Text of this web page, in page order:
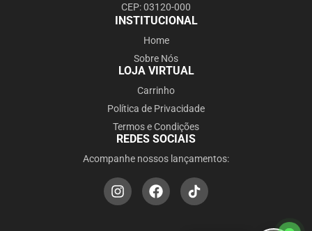
CEP: 03120-000
INSTITUCIONAL
Home
Sobre Nós
LOJA VIRTUAL
Carrinho
Política de Privacidade
Termos e Condições
REDES SOCIAIS
Acompanhe nossos lançamentos: